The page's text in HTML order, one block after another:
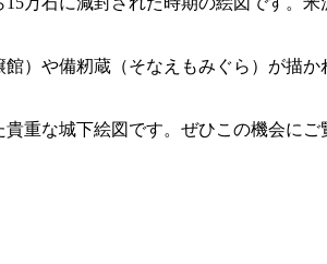
）や備籾蔵（そなえもみぐら）が描
重な城下絵図です。ぜひこの機会にご